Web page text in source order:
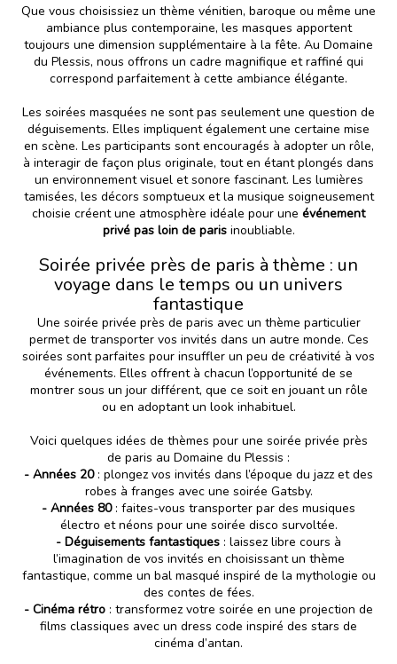
Que vous choisissiez un thème vénitien, baroque ou même une
ambiance plus contemporaine, les masques apportent
toujours une dimension supplémentaire à la fête. Au Domaine
du Plessis, nous offrons un cadre magnifique et raffiné qui
correspond parfaitement à cette ambiance élégante.
Les soirées masquées ne sont pas seulement une question de
déguisements. Elles impliquent également une certaine mise
en scène. Les participants sont encouragés à adopter un rôle,
à interagir de façon plus originale, tout en étant plongés dans
un environnement visuel et sonore fascinant. Les lumières
tamisées, les décors somptueux et la musique soigneusement
choisie créent une atmosphère idéale pour une événement
privé pas loin de parisinoubliable.
Soirée privée près de paris à thème : un
voyage dans le temps ou un univers
fantastique
Une soirée privée près de paris avec un thème particulier
permet de transporter vos invités dans un autre monde. Ces
soirées sont parfaites pour insuffler un peu de créativité à vos
événements. Elles offrent à chacun l’opportunité de se
montrer sous un jour différent, que ce soit en jouant un rôle
ou en adoptant un look inhabituel.
Voici quelques idées de thèmes pour une soirée privée près
de paris au Domaine du Plessis :
- Années 20: plongez vos invités dans l’époque du jazz et des
robes à franges avec une soirée Gatsby.
- Années 80: faites-vous transporter par des musiques
électro et néons pour une soirée disco survoltée.
- Déguisements fantastiques : laissez libre cours à
l’imagination de vos invités en choisissant un thème
fantastique, comme un bal masqué inspiré de la mythologie ou
des contes de fées.
- Cinéma rétro : transformez votre soirée en une projection de
films classiques avec un dress code inspiré des stars de
cinéma d’antan.